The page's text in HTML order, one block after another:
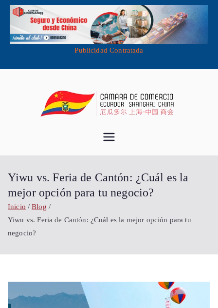
Publicidad Contratada
Comercio
Ecuador
Shanghái
Importa desde China - Compra en
Yiwu vs. Feria de Cantón: ¿Cuál es la
mejor opción para tu negocio?
Inicio
Blog
Yiwu vs. Feria de Cantón: ¿Cuál es la mejor opción para tu
negocio?